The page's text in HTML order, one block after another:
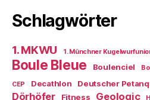
Schlagwörter
1. MKWU 1. Münchner
Boule Bleue Boulenciel
CEP Decathlon Deutscher
Dörhöfer Fitness Geologic